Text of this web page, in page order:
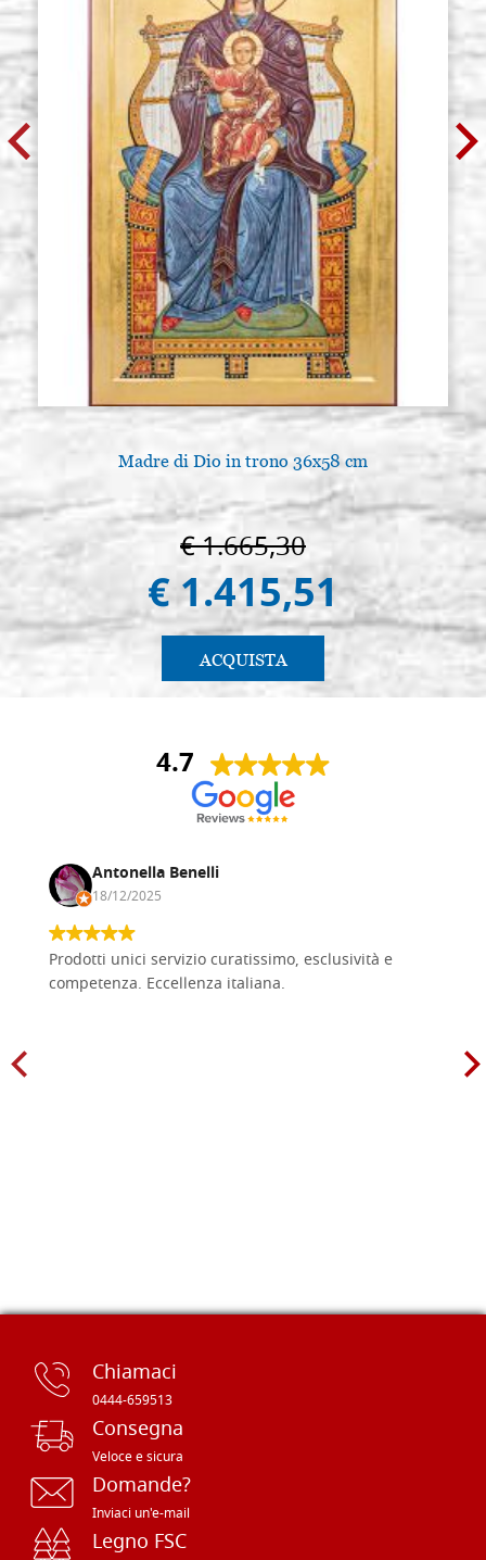
Madre di Dio in trono 36x58 cm
€ 1.665,30
€ 1.415,51
ACQUISTA
4.7
Antonella Benelli
18/12/2025
Prodotti unici servizio curatissimo, esclusività e
competenza. Eccellenza italiana.
Chiamaci
0444-659513
Consegna
Veloce e sicura
Domande?
Inviaci un'e-mail
Legno FSC